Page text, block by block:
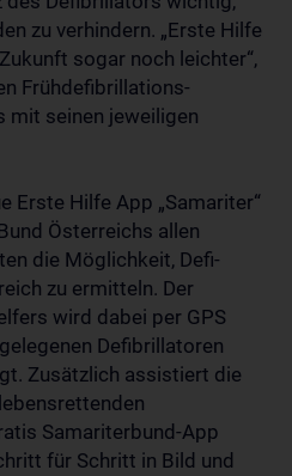
zu verhindern. „Erste Hilfe
sogar noch leichter“,
Frühdefibrillations-
mit seinen jeweiligen
Erste Hilfe App „Samariter“
Österreichs allen
die Möglichkeit, Defi-
zu ermitteln. Der
wird dabei per GPS
Defibrillatoren
Zusätzlich assistiert die
Samariterbund-App
für Schritt in Bild und